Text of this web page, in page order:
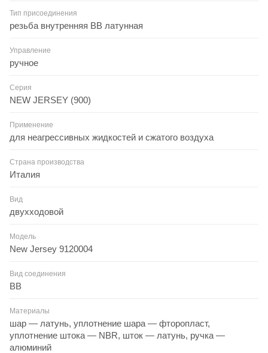
Тип присоединения
резьба внутренняя BB латунная
Управление
ручное
Серия
NEW JERSEY (900)
Применение
для неагрессивных жидкостей и сжатого воздуха
Страна производства
Италия
Вид
двухходовой
Модель
New Jersey 9120004
Вид соединения
ВВ
Материалы
шар — латунь, уплотнение шара — фторопласт,
уплотнение штока — NBR, шток — латунь, ручка —
алюминий